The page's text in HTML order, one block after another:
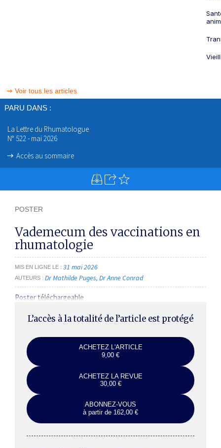
Voir tous les articles
PARU DANS :
La Lettre du Rhumatologue
N° 522 - mai 2026
Accès au sommaire
POSTER
Vademecum des vaccinations en
rhumatologie
MIS EN LIGNE LE 31 mai 2026
AUTEURS Dr Mathilde Puges Dr Anne Conrad
Poster téléchargeable
L’accès à la totalité de l’article est protégé
ACHETEZ L'ARTICLE
9,00 €
ACHETEZ LA REVUE
30,00 €
ABONNEZ-VOUS
à partir de 162,00 €